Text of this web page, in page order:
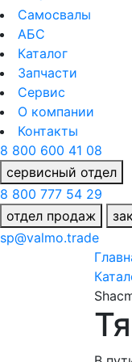
Самосвалы
АБС
Каталог
Запчасти
Сервис
О компании
Контакты
8 800 600 41 08
сервисный отдел
8 800 777 54 29
отдел продаж
sp@valmo.trade